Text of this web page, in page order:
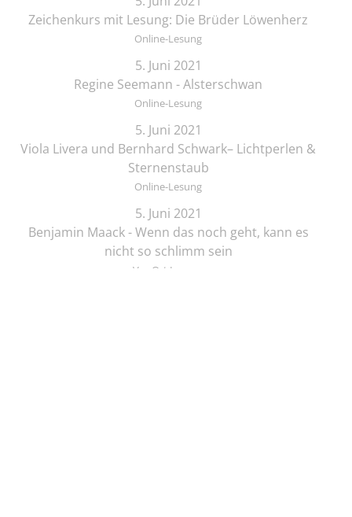
Zeichenkurs mit Lesung: Die Brüder Löwenherz
Online-Lesung
5. Juni 2021
Regine Seemann - Alsterschwan
Online-Lesung
5. Juni 2021
Viola Livera und Bernhard Schwark– Lichtperlen &
Sternenstaub
Online-Lesung
5. Juni 2021
Benjamin Maack - Wenn das noch geht, kann es
nicht so schlimm sein
Vor Ort Lesung